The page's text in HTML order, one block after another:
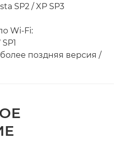
SP2 / XP SP3
Wi-Fi:
более поздняя версия /